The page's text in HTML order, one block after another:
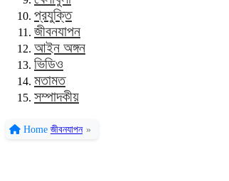
প্রযুক্তি
জীবনযাপন
আইন অঙ্গন
ভিডিও
মতামত
সম্পাদকীয়
Home জীবনযাপন »